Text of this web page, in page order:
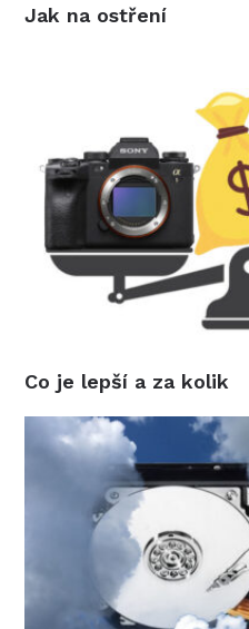
Jak na ostření
Co je lepší a za kolik